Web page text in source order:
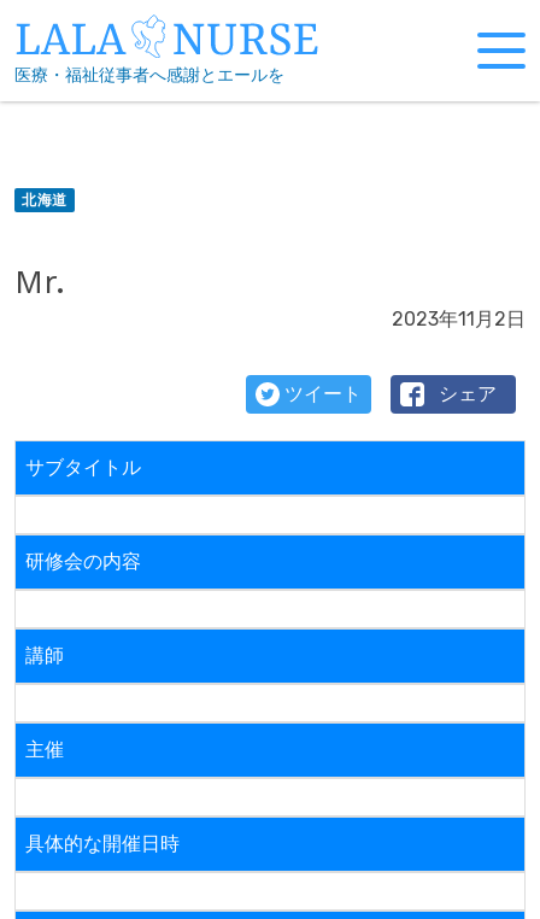
to
content
医療・福祉従事者へ感謝とエールを
北海道
Mr.
2023年11月2日
ツイート シェア
サブタイトル
研修会の内容
講師
主催
具体的な開催日時